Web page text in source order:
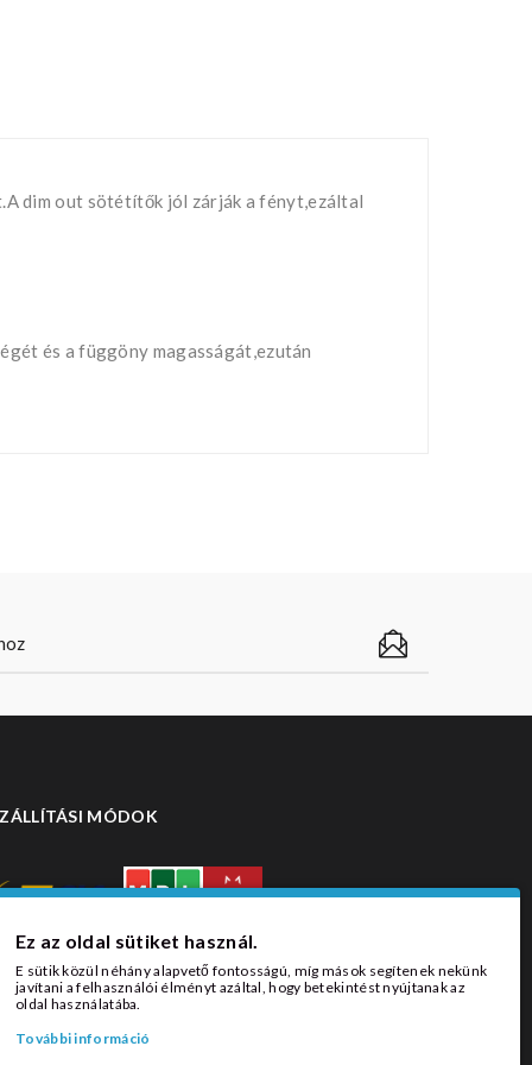
dim out sötétítők jól zárják a fényt,ezáltal
és a függöny magasságát,ezután
MÓDOK
Ez az oldal sütiket használ.
E sütik közül néhány alapvető fontosságú, míg mások segítenek nekünk
javítani a felhasználói élményt azáltal, hogy betekintést nyújtanak az
oldal használatába.
További információ